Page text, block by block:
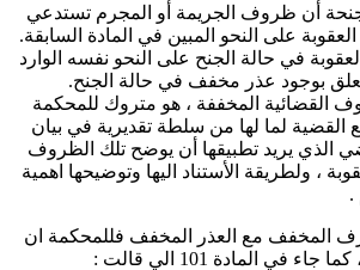
أن ظروف الجریمة أو المجرم تستدعي
على النحو المبین في المادة السابقة.
في حالة الجنح على النحو نفسه الوارد
القضائية المخففة ، هو متروك للمحكمة
القضية لما لها من سلطة تقديرية في بيان
الذي يريد تطبيقها أن يوضح تلك الظروف
، ولطريقة الأستناد اليها وتوضيحها اهمية
.
المخفف مع العذر المخفف فللمحكمة ان
في المادة 101 الي قالت :